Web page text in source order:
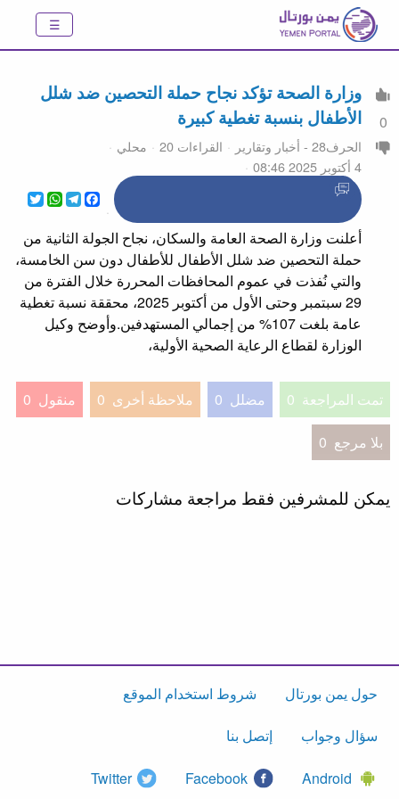
0
وزارة الصحة تؤكد نجاح حملة التحصين ضد شلل
الأطفال بنسبة تغطية كبيرة
الحرف28 - أخبار وتقارير القراءات 20
محلي
4 أكتوبر 2025 08:46
Twitter
WhatsApp
Telegram
Facebook
أعلنت وزارة الصحة العامة والسكان، نجاح الجولة الثانية من
حملة التحصين ضد شلل الأطفال للأطفال دون سن الخامسة،
والتي نُفذت في عموم المحافظات المحررة خلال الفترة من
29 سبتمبر وحتى الأول من أكتوبر 2025، محققة نسبة تغطية
عامة بلغت 107% من إجمالي المستهدفين.وأوضح وكيل
الوزارة لقطاع الرعاية الصحية الأولية،
تمت المراجعة 0 مضلل 0 ملاحظة أخرى 0 منقول 0
بلا مرجع 0
يمكن للمشرفين فقط مراجعة مشاركات
حول يمن بورتال شروط استخدام الموقع
سؤال وجواب إتصل بنا
Android
Facebook
Twitter